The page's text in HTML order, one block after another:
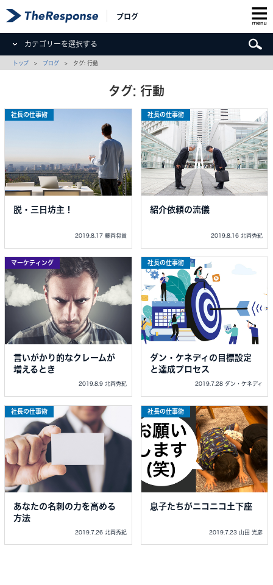
ブログ
カテゴリーを選択する
トップ > ブログ > タグ: 行動
タグ: 行動
社長の仕事術
脱・三日坊主！
2019.8.17 藤岡将貴
社長の仕事術
紹介依頼の流儀
2019.8.16 北岡秀紀
マーケティング
言いがかり的なクレームが
増えるとき
2019.8.9 北岡秀紀
社長の仕事術
ダン・ケネディの目標設定
と達成プロセス
2019.7.28 ダン・ケネディ
社長の仕事術
あなたの名刺の力を高める
方法
2019.7.26 北岡秀紀
社長の仕事術
息子たちがニコニコ土下座
2019.7.23 山田 光彦